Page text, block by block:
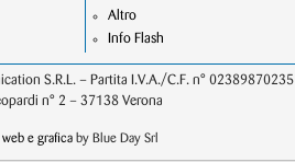
Altro
Info Flash
S.R.L. – Partita I.V.A./C.F. n° 02389870235
n° 2 – 37138 Verona
e grafica by Blue Day Srl